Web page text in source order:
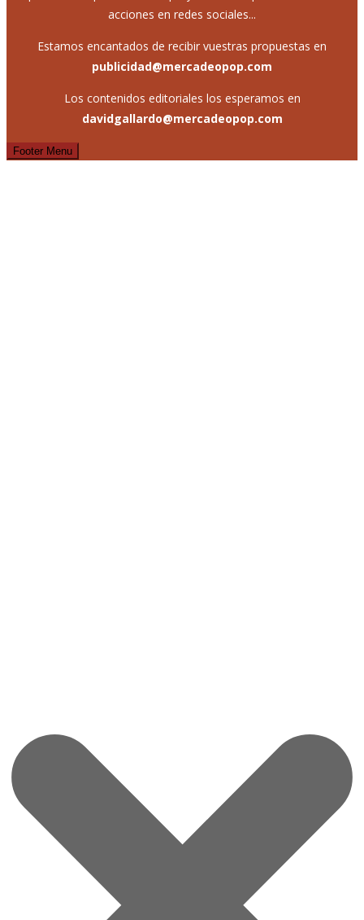
acciones en redes sociales...
Estamos encantados de recibir vuestras propuestas en
publicidad@mercadeopop.com
Los contenidos editoriales los esperamos en
davidgallardo@mercadeopop.com
Footer Menu